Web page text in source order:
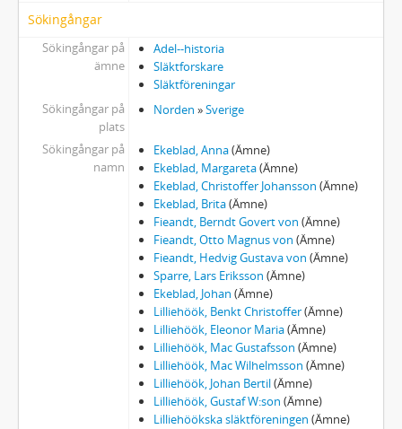
Sökingångar
Sökingångar på
ämne
Adel--historia
Släktforskare
Släktföreningar
Sökingångar på
plats
Norden »Sverige
Sökingångar på
namn
Ekeblad, Anna(Ämne)
Ekeblad, Margareta(Ämne)
Ekeblad, Christoffer Johansson (Ämne)
Ekeblad, Brita(Ämne)
Fieandt, Berndt Govert von (Ämne)
Fieandt, Otto Magnus von (Ämne)
Fieandt, Hedvig Gustava von (Ämne)
Sparre, Lars Eriksson (Ämne)
Ekeblad, Johan (Ämne)
Lilliehöök, Benkt Christoffer(Ämne)
Lilliehöök, Eleonor Maria(Ämne)
Lilliehöök, Mac Gustafsson (Ämne)
Lilliehöök, Mac Wilhelmsson (Ämne)
Lilliehöök, Johan Bertil(Ämne)
Lilliehöök, Gustaf W:son (Ämne)
Lilliehöökska släktföreningen (Ämne)